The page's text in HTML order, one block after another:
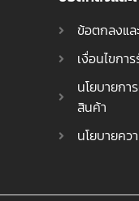
ข้อตกลงแล
เงื่อนไขกา
นโยบายกา
สินค้า
นโยบายคว